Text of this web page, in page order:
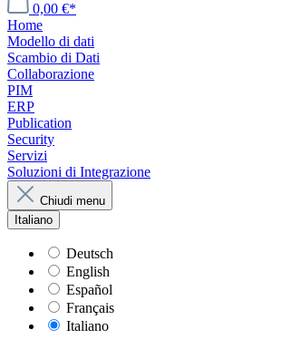
0,00 €*
Home
Modello di dati
Scambio di Dati
Collaborazione
PIM
ERP
Publication
Security
Servizi
Soluzioni di Integrazione
Chiudi menu
Italiano
Deutsch
English
Español
Français
Italiano